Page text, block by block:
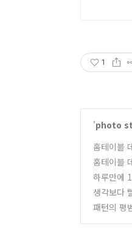
1
'photo
홈테이블
홈테이블
하루만에
생각보다
패턴의 평